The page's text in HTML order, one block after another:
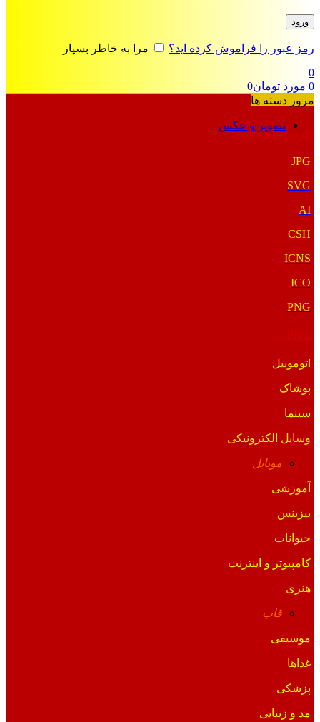
ورود
رمز عبور را فراموش کرده اید؟
مرا به خاطر بسپار
0
0 مورد تومان0
مرور دسته ها
تصویر و عکس
فرمت‌های خاص
JPG
SVG
AI
CSH
ICNS
ICO
PNG
اتوموبیل
پوشاک
سینما
وسایل الکترونیکی
موبایل
آموزشی
بیزینس
حیوانات
کامپیوتر و اینترنت
هنری
قاب
موسیقی
غذاها
پزشکی
مد و زیبایی